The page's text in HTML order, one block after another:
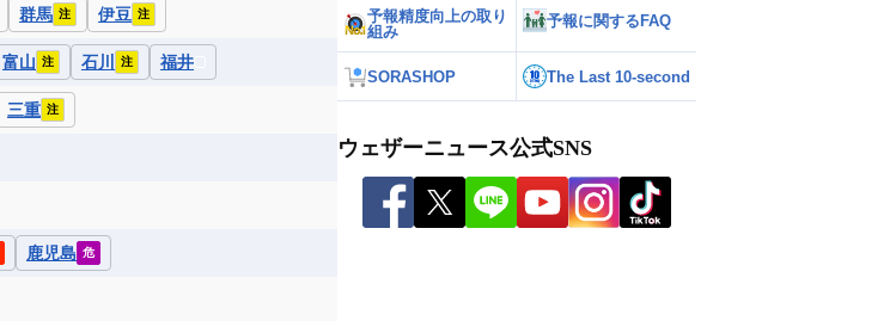
群馬 注 伊豆 注
富山 注 石川 注 福井
三重 注
鹿児島 危
予報精度向上の取り
組み
予報に関するFAQ
SORASHOP The Last 10-second
ウェザーニュース公式SNS